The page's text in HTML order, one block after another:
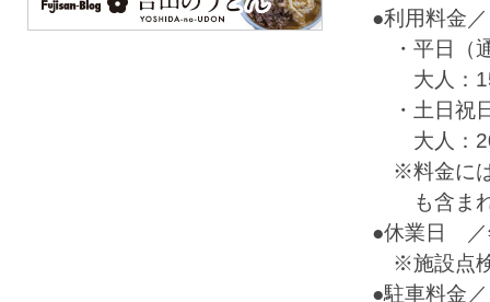
●利用料金／
・平日（
大人：
・土日祝
大人：
※料金には
も含まれ
●休業日 ／
※施設点検
●駐車料金／